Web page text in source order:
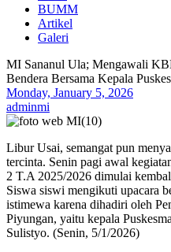
BUMM
Artikel
Galeri
MI Sananul Ula; Mengawali
Bendera Bersama Kepala
Monday, January 5, 2026
adminmi
Libur Usai, semangat pun
tercinta. Senin pagi awal
2 T.A 2025/2026 dimulai
Siswa siswi mengikuti upacara
istimewa karena dihadiri oleh
Piyungan, yaitu kepala
Sulistyo. (Senin, 5/1/2026)